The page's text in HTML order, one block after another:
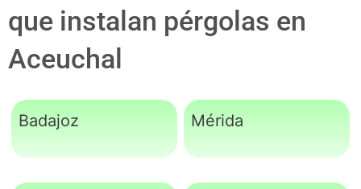
que instalan pérgolas en
Aceuchal
Badajoz Mérida